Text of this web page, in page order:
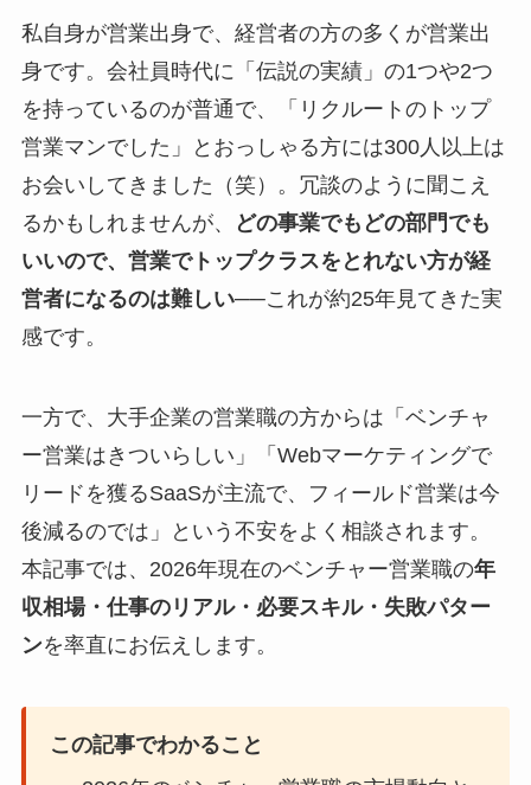
私自身が営業出身で、経営者の方の多くが営業出
身です。会社員時代に「伝説の実績」の1つや2つ
を持っているのが普通で、「リクルートのトップ
営業マンでした」とおっしゃる方には300人以上は
お会いしてきました（笑）。冗談のように聞こえ
るかもしれませんが、
どの事業でもどの部門でも
いいので、営業でトップクラスをとれない方が経
営者になるのは難しい──これが約25年見てきた実
感です。
一方で、大手企業の営業職の方からは「ベンチャ
ー営業はきついらしい」「Webマーケティングで
リードを獲るSaaSが主流で、フィールド営業は今
後減るのでは」という不安をよく相談されます。
本記事では、2026年現在のベンチャー営業職の年
収相場・仕事のリアル・必要スキル・失敗パター
ンを率直にお伝えします。
この記事でわかること